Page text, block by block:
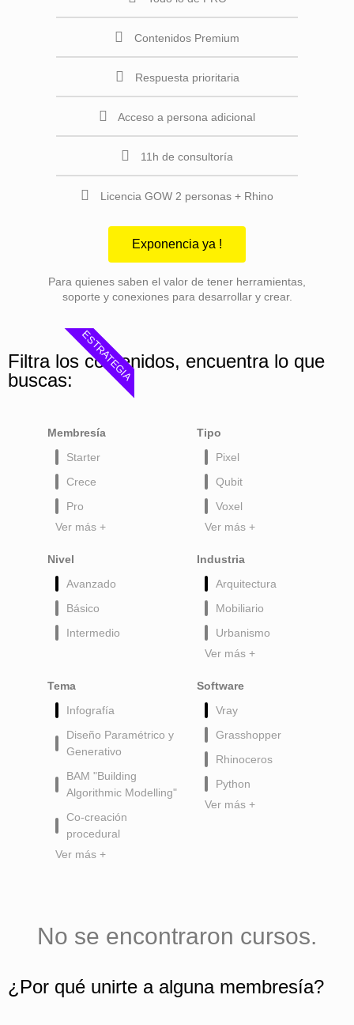
Contenidos Premium
Respuesta prioritaria
Acceso a persona adicional
11h de consultoría
Licencia GOW 2 personas + Rhino
Exponencia ya !
Para quienes saben el valor de tener herramientas,
soporte y conexiones para desarrollar y crear.
ESTRATEGIA
Filtra los contenidos, encuentra lo que
buscas:
Membresía
Starter
Crece
Pro
Ver más +
Tipo
Pixel
Qubit
Voxel
Ver más +
Nivel
Avanzado
Básico
Intermedio
Industria
Arquitectura
Mobiliario
Urbanismo
Ver más +
Tema
Infografía
Diseño Paramétrico y
Generativo
BAM "Building
Algorithmic Modelling"
Co-creación
procedural
Ver más +
Software
Vray
Grasshopper
Rhinoceros
Python
Ver más +
No se encontraron cursos.
¿Por qué unirte a alguna membresía?